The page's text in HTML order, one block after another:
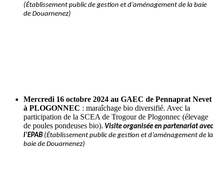
(Établissement public de gestion et d’aménagement de la baie
de Douarnenez)
Mercredi 16 octobre 2024 au GAEC de Pennaprat Nevet
à PLOGONNEC : maraîchage bio diversifié. Avec la
participation de la SCEA de Trogour de Plogonnec (élevage
de poules pondeuses bio). Visite organisée en partenariat avec
l'EPAB (Établissement public de gestion et d’aménagement de la
baie de Douarnenez)